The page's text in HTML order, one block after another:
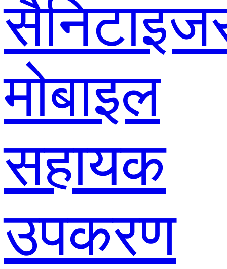
मोबाइल
सहायक
उपकरण